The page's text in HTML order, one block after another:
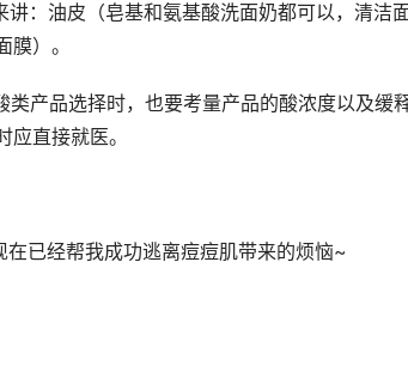
：油皮（皂基和氨基酸洗面奶都可以，清洁
）。
产品选择时，也要考量产品的酸浓度以及缓
直接就医。
在已经帮我成功逃离痘痘肌带来的烦恼~